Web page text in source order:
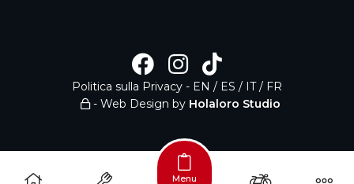
Politica sulla Privacy - EN / ES / IT/ FR
- Web Design by Holaloro Studio
Menu